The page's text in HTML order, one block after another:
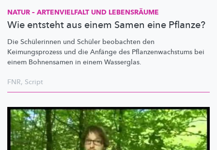
NATUR – ARTENVIELFALT UND LEBENSRÄUME
Wie entsteht aus einem Samen eine Pflanze?
Die Schülerinnen und Schüler beobachten den
Keimungsprozess und die Anfänge des Pflanzenwachstums bei
einem Bohnensamen in einem Wasserglas.
FNR, Script